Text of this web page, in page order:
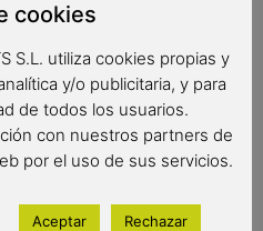
modelo marrón-beige.
cookies
S.L. utiliza cookies propias y
y/o publicitaria, y para
de todos los usuarios.
con nuestros partners de
por el uso de sus servicios.
Aceptar Rechazar